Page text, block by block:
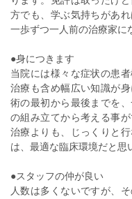
方でも、学ぶ気持ちがあ
一歩ずつ一人前の治療家に
●身につきます
当院には様々な症状の患
治療も含め幅広い知識が
術の最初から最後までを
の組み立てから考える事
治療よりも、じっくりと
は、最適な臨床環境だと思
●スタッフの仲が良い
人数は多くないですが、